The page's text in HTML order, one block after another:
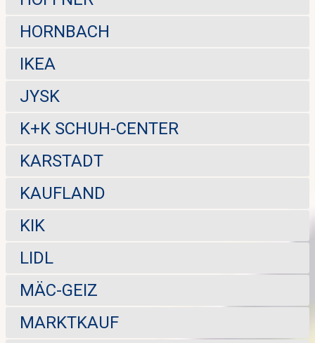
HORNBACH
IKEA
JYSK
K+K SCHUH-CENTER
KARSTADT
KAUFLAND
KIK
LIDL
MÄC-GEIZ
MARKTKAUF